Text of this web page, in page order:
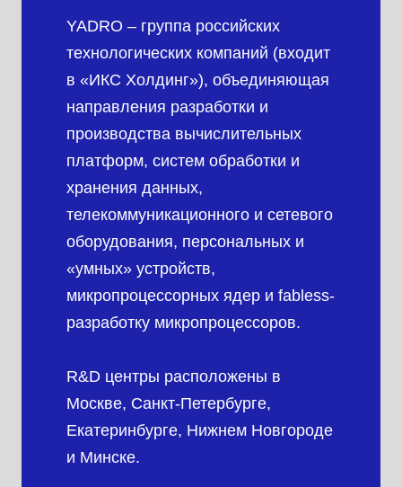
YADRO – группа российских
технологических компаний (входит
в «ИКС Холдинг»), объединяющая
направления разработки и
производства вычислительных
платформ, систем обработки и
хранения данных,
телекоммуникационного и сетевого
оборудования, персональных и
«умных» устройств,
микропроцессорных ядер и fabless-
разработку микропроцессоров.
R&D центры расположены в
Москве, Санкт-Петербурге,
Екатеринбурге, Нижнем Новгороде
и Минске.